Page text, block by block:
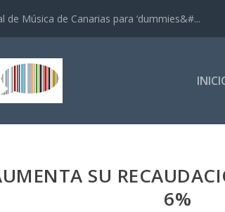
de Música de Canarias para ‘dummies&#...
SU
6%